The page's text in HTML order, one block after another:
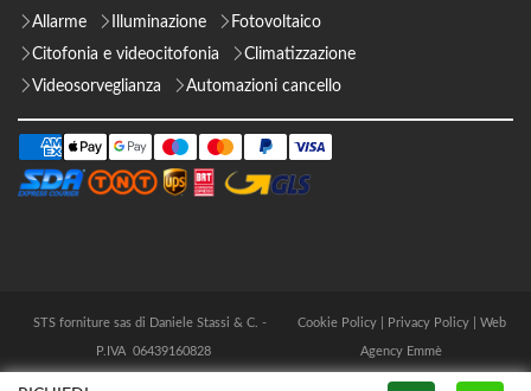
Allarme
Illuminazione
Fotovoltaico
Citofonia e videocitofonia
Climatizzazione
Videosorveglianza
Automazioni cancello
STS forniture sas di Daniele Stassi & C. -
P.IVA 06439160828
Cookie Policy| Privacy Policy| Web
Agency Emmè